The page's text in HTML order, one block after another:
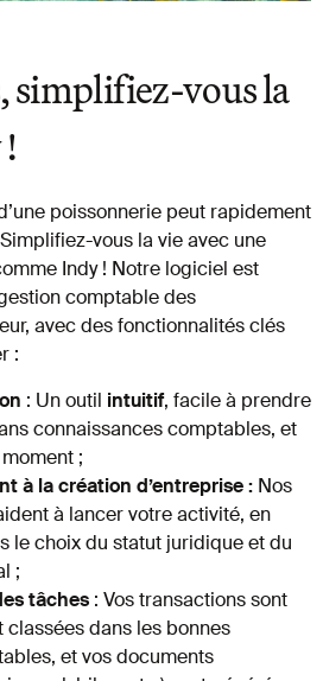
simplifiez-vous la
poissonnerie peut rapidement
vous la vie avec une
Indy ! Notre logiciel est
comptable des
avec des fonctionnalités clés
:
: Un outil intuitif, facile à prendre
connaissances comptables, et
;
à la création d’entreprise : Nos
à lancer votre activité, en
le choix du statut juridique et du
;
tâches : Vos transactions sont
dans les bonnes
et vos documents